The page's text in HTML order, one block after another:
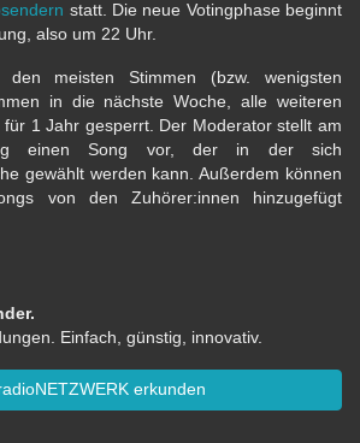
statt. Die neue Votingphase beginnt
also um 22 Uhr.
meisten Stimmen (bzw. wenigsten
in die nächste Woche, alle weiteren
1 Jahr gesperrt. Der Moderator stellt am
einen Song vor, der in der sich
gewählt werden kann. Außerdem können
von den Zuhörer:innen hinzugefügt
Einfach, günstig, innovativ.
erkunden